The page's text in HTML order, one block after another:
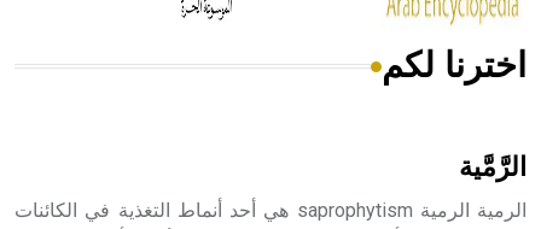
هل تعلم أن الأبسيد كلمة فرنسية اللفظ تم اعتمادها مصطلحاً
اخترنا لكم
الرَّمَّية
الرمية الرمية saprophytism هي أحد أنماط التغذية في الكائنات